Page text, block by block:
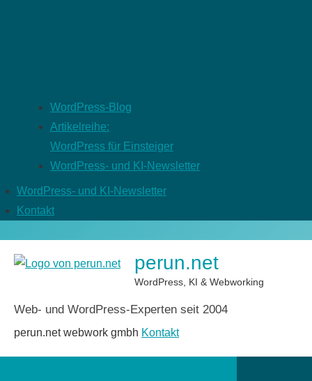
WordPress-Blog
Artikelreihe:
WordPress für Einsteiger
WordPress- und KI-Newsletter
WordPress- und KI-Newsletter
Kontakt
perun.net
WordPress, KI & Webworking
Web- und WordPress-Experten seit 2004
perun.net webwork gmbh Kontakt